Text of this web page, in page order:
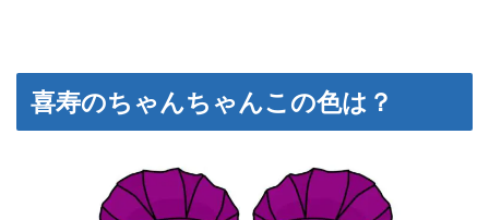
喜寿のちゃんちゃんこの色は？